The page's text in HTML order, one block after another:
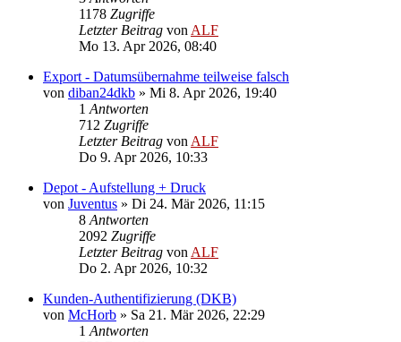
1178 Zugriffe
Letzter Beitrag von ALF
Mo 13. Apr 2026, 08:40
Export - Datumsübernahme teilweise falsch
von diban24dkb » Mi 8. Apr 2026, 19:40
1 Antworten
712 Zugriffe
Letzter Beitrag von ALF
Do 9. Apr 2026, 10:33
Depot - Aufstellung + Druck
von Juventus » Di 24. Mär 2026, 11:15
8 Antworten
2092 Zugriffe
Letzter Beitrag von ALF
Do 2. Apr 2026, 10:32
Kunden-Authentifizierung (DKB)
von McHorb » Sa 21. Mär 2026, 22:29
1 Antworten